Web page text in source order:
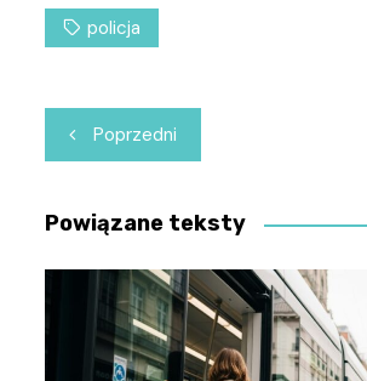
policja
Nawigacja
wpisu
Poprzedni
Powiązane teksty